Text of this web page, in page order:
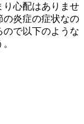
り心配はありませ
の炎症の症状なの
ので以下のような